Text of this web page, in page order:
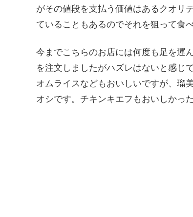
がその値段を支払う価値はあるクオリ
ていることもあるのでそれを狙って食
今までこちらのお店には何度も足を運
を注文しましたがハズレはないと感じ
オムライスなどもおいしいですが、瑠
オシです。チキンキエフもおいしかった